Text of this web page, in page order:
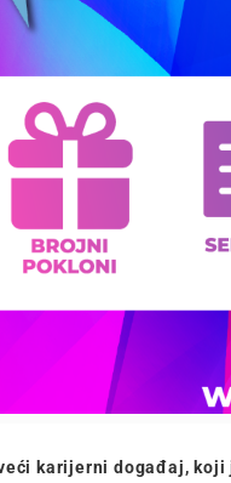
karijerni događaj, koji